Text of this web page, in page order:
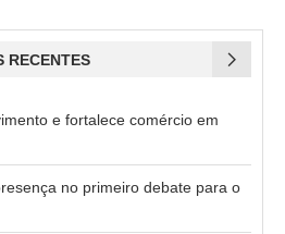
RECENTES
e fortalece comércio em
no primeiro debate para o